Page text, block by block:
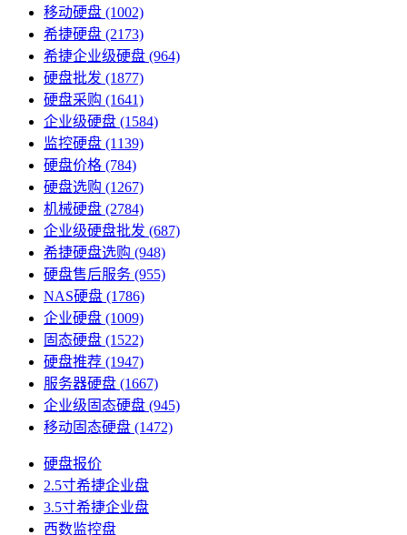
移动硬盘 (1002)
希捷硬盘 (2173)
希捷企业级硬盘 (964)
硬盘批发 (1877)
硬盘采购 (1641)
企业级硬盘 (1584)
监控硬盘 (1139)
硬盘价格 (784)
硬盘选购 (1267)
机械硬盘 (2784)
企业级硬盘批发 (687)
希捷硬盘选购 (948)
硬盘售后服务 (955)
NAS硬盘 (1786)
企业硬盘 (1009)
固态硬盘 (1522)
硬盘推荐 (1947)
服务器硬盘 (1667)
企业级固态硬盘 (945)
移动固态硬盘 (1472)
硬盘报价
2.5寸希捷企业盘
3.5寸希捷企业盘
西数监控盘